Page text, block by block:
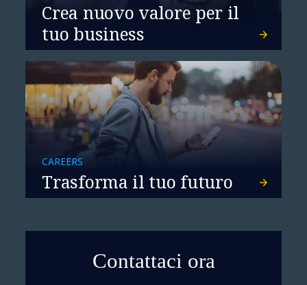
Crea nuovo valore per il
tuo business
CAREERS
Trasforma il tuo futuro
Contattaci ora